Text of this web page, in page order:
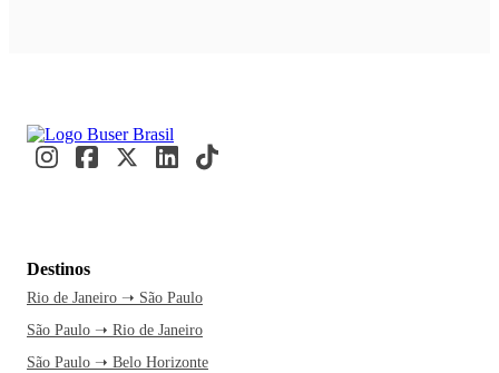
Destinos
Rio de Janeiro ➝ São Paulo
São Paulo ➝ Rio de Janeiro
São Paulo ➝ Belo Horizonte